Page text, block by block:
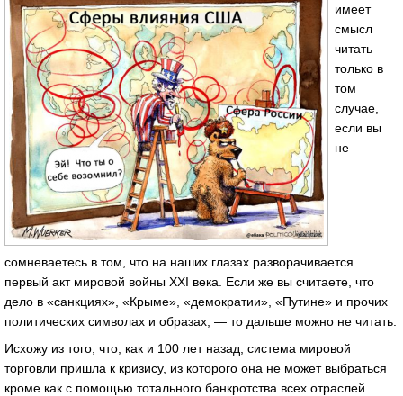
имеет
смысл
читать
только в
том
случае,
если вы
не
сомневаетесь в том, что на наших глазах разворачивается
первый акт мировой войны XXI века. Если же вы считаете, что
дело в «санкциях», «Крыме», «демократии», «Путине» и прочих
политических символах и образах, — то дальше можно не читать.
Исхожу из того, что, как и 100 лет назад, система мировой
торговли пришла к кризису, из которого она не может выбраться
кроме как с помощью тотального банкротства всех отраслей